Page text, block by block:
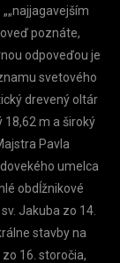
poznáte,
odpoveďou je
svetového
drevený oltár
18,62 m a široký
Pavla
umelca
obdĺžnikové
Jakuba zo 14.
stavby na
16. storočia,